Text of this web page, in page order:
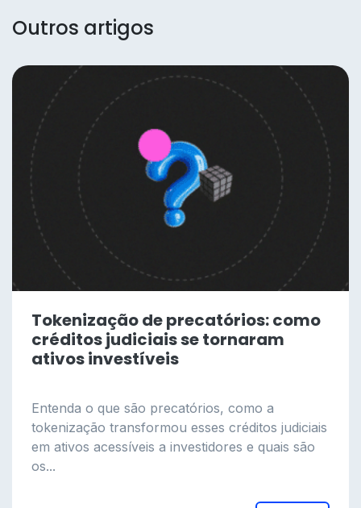
Outros artigos
Tokenização de precatórios: como
créditos judiciais se tornaram
ativos investíveis
Entenda o que são precatórios, como a
tokenização transformou esses créditos judiciais
em ativos acessíveis a investidores e quais são
os...